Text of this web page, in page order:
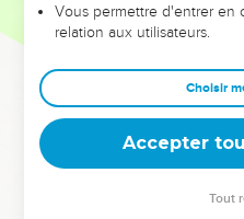
par l'homme qu'il a désigné.
certaine en le ressuscitant. »
Lorsqu'ils entendirent
uns se moquèrent et les
là-dessus une autre fois. »
Ainsi Paul se retira du milieu
Quelques-uns cependant
Vous permettre d'entrer en
relation aux utilisateurs.
Choisir
Accepter
Tout